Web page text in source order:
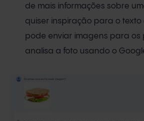
de mais informações sobre
quiser inspiração para o texto
pode enviar imagens para os
analisa a foto usando o